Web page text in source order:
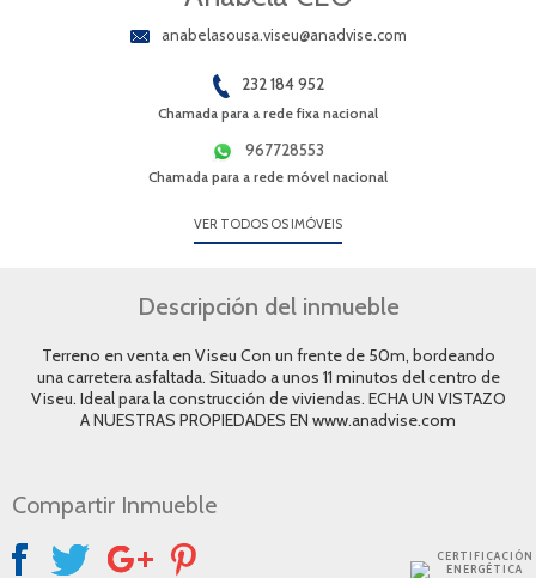
anabelasousa.viseu@anadvise.com
232 184 952
Chamada para a rede fixa nacional
967728553
Chamada para a rede móvel nacional
VER TODOS OS IMÓVEIS
Descripción del inmueble
CERTIFICACIÓN
ENERGÉTICA
Terreno en venta en Viseu Con un frente de 50m, bordeando
una carretera asfaltada. Situado a unos 11 minutos del centro de
Viseu. Ideal para la construcción de viviendas. ECHA UN VISTAZO
A NUESTRAS PROPIEDADES EN www.anadvise.com
Compartir Inmueble